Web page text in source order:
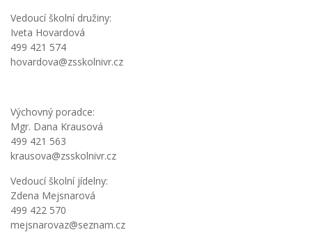
Vedoucí školní družiny:
Iveta Hovardová
499 421 574
hovardova@zsskolnivr.cz
Výchovný poradce:
Mgr. Dana Krausová
499 421 563
krausova@zsskolnivr.cz
Vedoucí školní jídelny:
Zdena Mejsnarová
499 422 570
mejsnarovaz@seznam.cz